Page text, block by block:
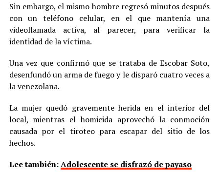
Sin embargo, el mismo hombre regresó minutos después
con un teléfono celular, en el que mantenía una
videollamada activa, al parecer, para verificar la
identidad de la víctima.
Una vez que confirmó que se trataba de Escobar Soto,
desenfundó un arma de fuego y le disparó cuatro veces a
la venezolana.
La mujer quedó gravemente herida en el interior del
local, mientras el homicida aprovechó la conmoción
causada por el tiroteo para escapar del sitio de los
hechos.
Lee también:Adolescente se disfrazó de payaso